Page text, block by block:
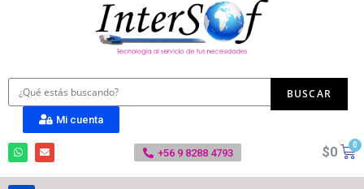
Mi cuenta
+56 9 8288 4793 $0